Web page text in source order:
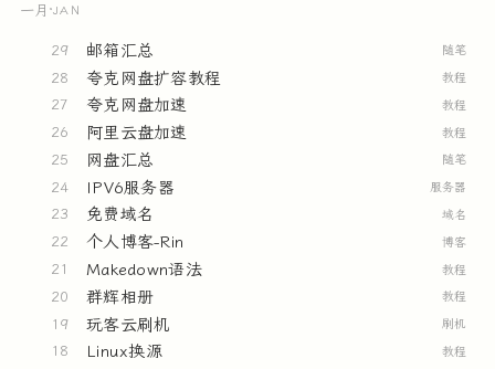
一月 ·JAN
29 邮箱汇总 随笔
28 夸克网盘扩容教程 教程
27 夸克网盘加速 教程
26 阿里云盘加速 教程
25 网盘汇总 随笔
24 IPV6服务器 服务器
23 免费域名 域名
22 个人博客-Rin 博客
21 Makedown语法 教程
20 群辉相册 教程
19 玩客云刷机 刷机
18 Linux换源 教程